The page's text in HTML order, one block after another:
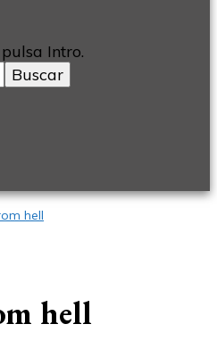
Intro.
hell
hell